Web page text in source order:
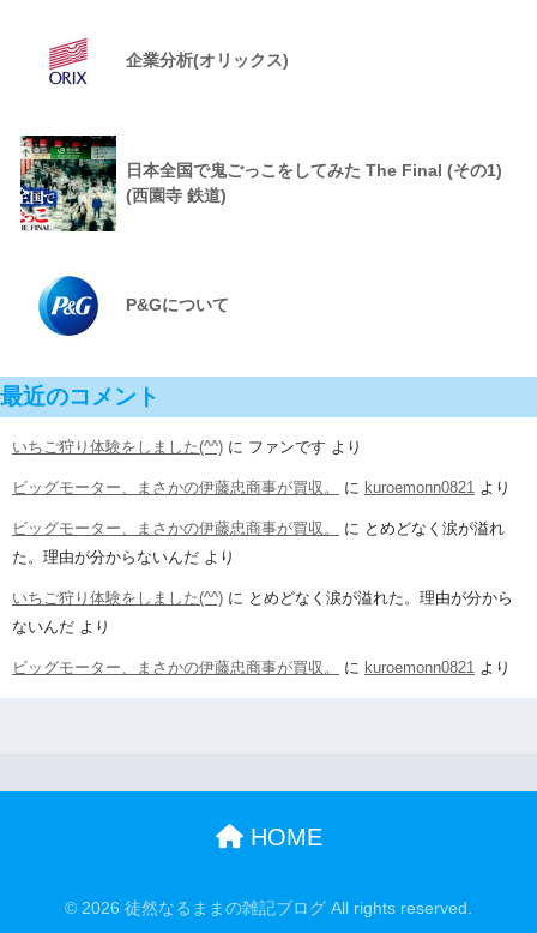
企業分析(オリックス)
日本全国で鬼ごっこをしてみた The Final (その1)
(西園寺 鉄道)
P&Gについて
最近のコメント
いちご狩り体験をしました(^^) に ファンです より
ビッグモーター、まさかの伊藤忠商事が買収。 に kuroemonn0821 より
ビッグモーター、まさかの伊藤忠商事が買収。 に とめどなく涙が溢れ
た。理由が分からないんだ より
いちご狩り体験をしました(^^) に とめどなく涙が溢れた。理由が分から
ないんだ より
ビッグモーター、まさかの伊藤忠商事が買収。 に kuroemonn0821 より
HOME
© 2026 徒然なるままの雑記ブログ All rights reserved.